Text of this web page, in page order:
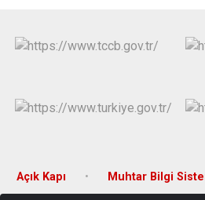
Açık Kapı Muhtar Bilgi